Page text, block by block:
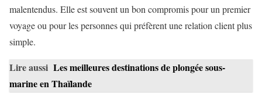
malentendus. Elle est souvent un bon compromis pour un premier
voyage ou pour les personnes qui préfèrent une relation client plus
simple.
Lire aussi Les meilleures destinations de plongée sous-
marine en Thaïlande